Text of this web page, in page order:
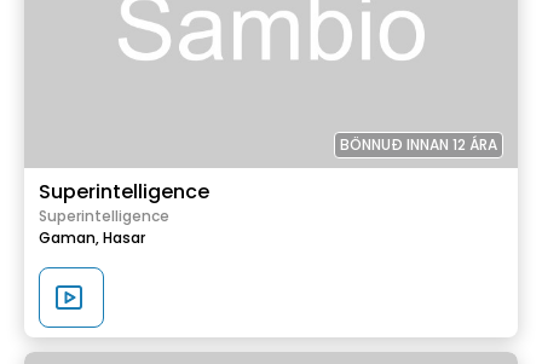
BÖNNUÐ INNAN 12 ÁRA
Superintelligence
Superintelligence
Gaman,Hasar